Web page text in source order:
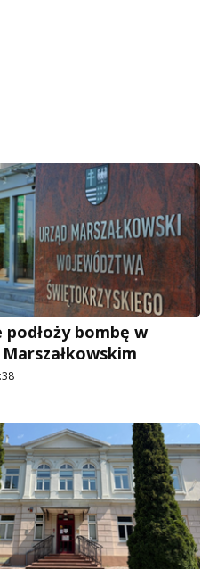
podłoży bombę w